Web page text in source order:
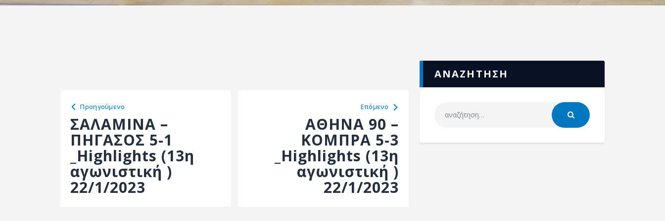
Προηγούμενο
ΣΑΛΑΜΙΝΑ –
ΠΗΓΑΣΟΣ 5-1
_Highlights (13η
αγωνιστική )
22/1/2023
Eπόμενο
ΑΘΗΝΑ 90 –
ΚΟΜΠΡΑ 5-3
_Highlights (13η
αγωνιστική )
22/1/2023
ΑΝΑΖΗΤΗΣΗ